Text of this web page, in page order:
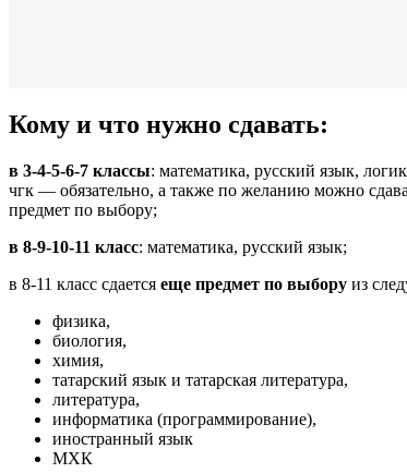
Кому и что нужно сдавать:
в 3-4-5-6-7 классы: математика, русский язык,
чгк — обязательно, а также по желанию можно
предмет по выбору;
в 8-9-10-11 класс: математика, русский язык;
в 8-11 класс сдается еще предмет по выбору из
физика,
биология,
химия,
татарский язык и татарская литература,
литература,
информатика (программирование),
иностранный язык
МХК